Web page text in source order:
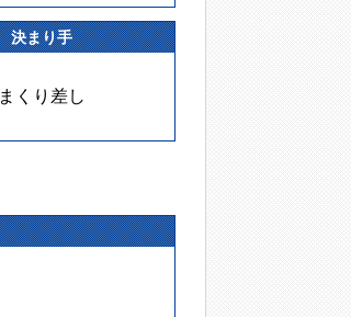
決まり手
まくり差し